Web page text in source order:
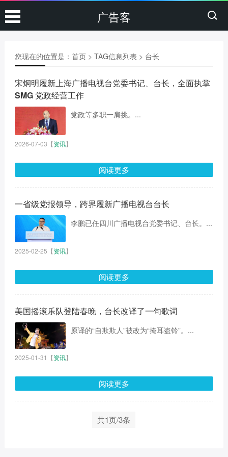
广告客
您现在的位置是： 首页> TAG信息列表 > 台长
宋炯明履新上海广播电视台党委书记、台长，全面执掌
SMG 党政经营工作
党政等多职一肩挑。...
2026-07-03 【资讯】
阅读更多
一省级党报领导，跨界履新广播电视台台长
李鹏已任四川广播电视台党委书记、台长。...
2025-02-25 【资讯】
阅读更多
美国摇滚乐队登陆春晚，台长改译了一句歌词
原译的“自欺欺人”被改为“掩耳盗铃”。...
2025-01-31 【资讯】
阅读更多
共1页/3条